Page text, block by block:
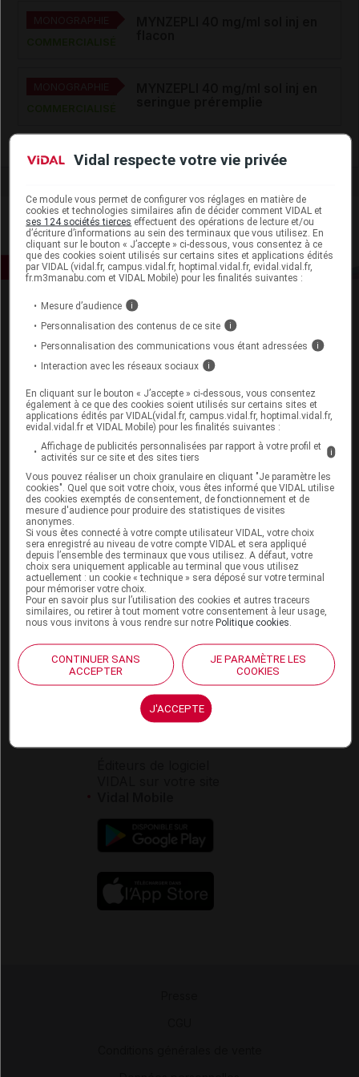
Espace produit
Boutique
VIDAL Expert
VIDAL Hoptimal
eVIDAL
VIDAL Mobile
VIDAL widget
VIDAL Sécurisation
VIDAL e-Services
Espace institutionnel
Qui sommes-nous ?
VIDAL France
Carrières
Charte éthique et
Service client
Contact
Vidal respecte votre vie privée
Ce module vous permet de configurer vos réglages en matière de
cookies et technologies similaires afin de décider comment VIDAL et
ses 124 sociétés tierces effectuent des opérations de lecture et/ou
d’écriture d’informations au sein des terminaux que vous utilisez. En
cliquant sur le bouton « J’accepte » ci-dessous, vous consentez à ce
que des cookies soient utilisés sur certains sites et applications édités
par VIDAL (vidal.fr, campus.vidal.fr, hoptimal.vidal.fr, evidal.vidal.fr,
fr.m3manabu.com et VIDAL Mobile) pour les finalités suivantes :
Mesure d’audience i
Personnalisation des contenus de ce site i
Personnalisation des communications vous étant adressées i
Interaction avec les réseaux sociaux i
En cliquant sur le bouton « J’accepte » ci-dessous, vous consentez
également à ce que des cookies soient utilisés sur certains sites et
applications édités par VIDAL(vidal.fr, campus.vidal.fr, hoptimal.vidal.fr,
evidal.vidal.fr et VIDAL Mobile) pour les finalités suivantes :
Affichage de publicités personnalisées par rapport à votre profil et
activités sur ce site et des sites tiers
i
Vous pouvez réaliser un choix granulaire en cliquant "Je paramètre les
cookies". Quel que soit votre choix, vous êtes informé que VIDAL utilise
des cookies exemptés de consentement, de fonctionnement et de
mesure d'audience pour produire des statistiques de visites
anonymes.
Si vous êtes connecté à votre compte utilisateur VIDAL, votre choix
sera enregistré au niveau de votre compte VIDAL et sera appliqué
depuis l’ensemble des terminaux que vous utilisez. A défaut, votre
choix sera uniquement applicable au terminal que vous utilisez
actuellement : un cookie « technique » sera déposé sur votre terminal
pour mémoriser votre choix.
Pour en savoir plus sur l’utilisation des cookies et autres traceurs
similaires, ou retirer à tout moment votre consentement à leur usage,
nous vous invitons à vous rendre sur notrePolitique cookies
CONTINUER SANS
ACCEPTER
JE PARAMÈTRE LES
COOKIES
J'ACCEPTE